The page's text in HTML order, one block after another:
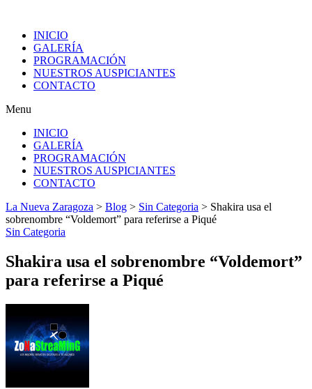
INICIO
GALERÍA
PROGRAMACIÓN
NUESTROS AUSPICIANTES
CONTACTO
Menu
INICIO
GALERÍA
PROGRAMACIÓN
NUESTROS AUSPICIANTES
CONTACTO
La Nueva Zaragoza > Blog > Sin Categoria > Shakira usa el
sobrenombre “Voldemort” para referirse a Piqué
Sin Categoria
Shakira usa el sobrenombre “Voldemort”
para referirse a Piqué